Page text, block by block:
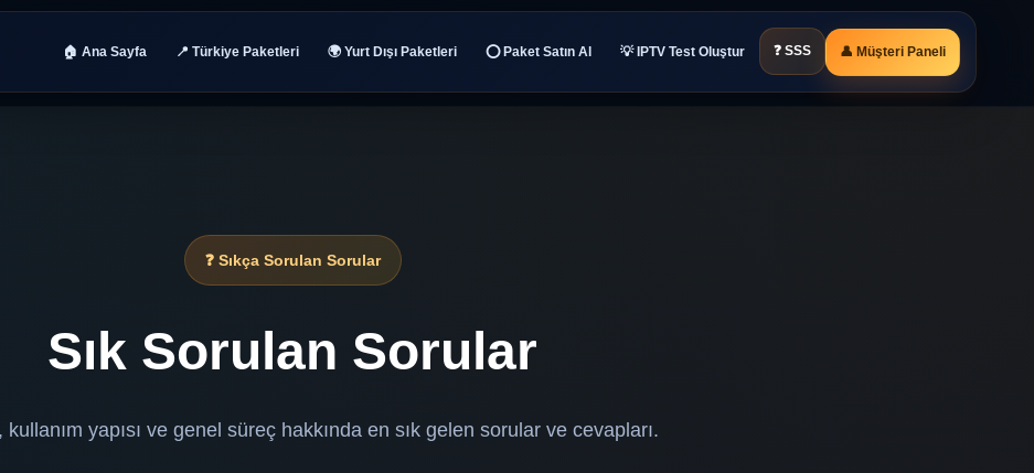
🏠 Ana Sayfa 📍 Türkiye Paketleri 🌍 Yurt Dışı Paketleri ⭕ Paket Satın Al 💡 IPTV Test Oluştur ❓ SSS 👤 Müşteri Paneli
❓ Sıkça Sorulan Sorular
Sık Sorulan Sorular
kullanım yapısı ve genel süreç hakkında en sık gelen sorular ve cevapları.